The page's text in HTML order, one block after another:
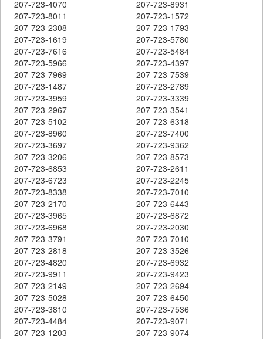
207-723-4070
207-723-8931
207-723-8011
207-723-1572
207-723-2308
207-723-1793
207-723-1619
207-723-5780
207-723-7616
207-723-5484
207-723-5966
207-723-4397
207-723-7969
207-723-7539
207-723-1487
207-723-2789
207-723-3959
207-723-3339
207-723-2967
207-723-3541
207-723-5102
207-723-6318
207-723-8960
207-723-7400
207-723-3697
207-723-9362
207-723-3206
207-723-8573
207-723-6853
207-723-2611
207-723-6723
207-723-2245
207-723-8338
207-723-7010
207-723-2170
207-723-6443
207-723-3965
207-723-6872
207-723-6968
207-723-2030
207-723-3791
207-723-7010
207-723-2818
207-723-3526
207-723-4820
207-723-6932
207-723-9911
207-723-9423
207-723-2149
207-723-2694
207-723-5028
207-723-6450
207-723-3810
207-723-7536
207-723-4484
207-723-9071
207-723-1203
207-723-9074